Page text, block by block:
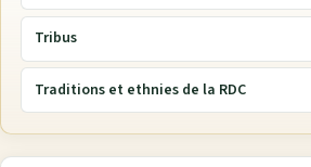
Tribus
Traditions et ethnies de la RDC